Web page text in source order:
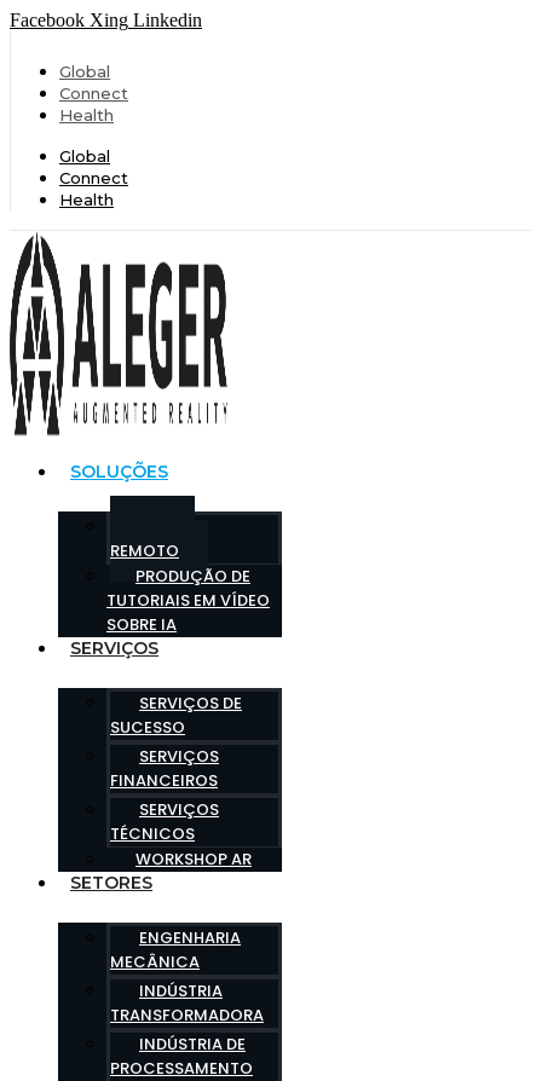
Facebook Xing Linkedin
Global
Connect
Health
Global
Connect
Health
SOLUÇÕES
REMOTO
PRODUÇÃO DE
TUTORIAIS EM VÍDEO
SOBRE IA
SERVIÇOS
SERVIÇOS DE
SUCESSO
SERVIÇOS
FINANCEIROS
SERVIÇOS
TÉCNICOS
WORKSHOP AR
SETORES
ENGENHARIA
MECÂNICA
INDÚSTRIA
TRANSFORMADORA
INDÚSTRIA DE
PROCESSAMENTO